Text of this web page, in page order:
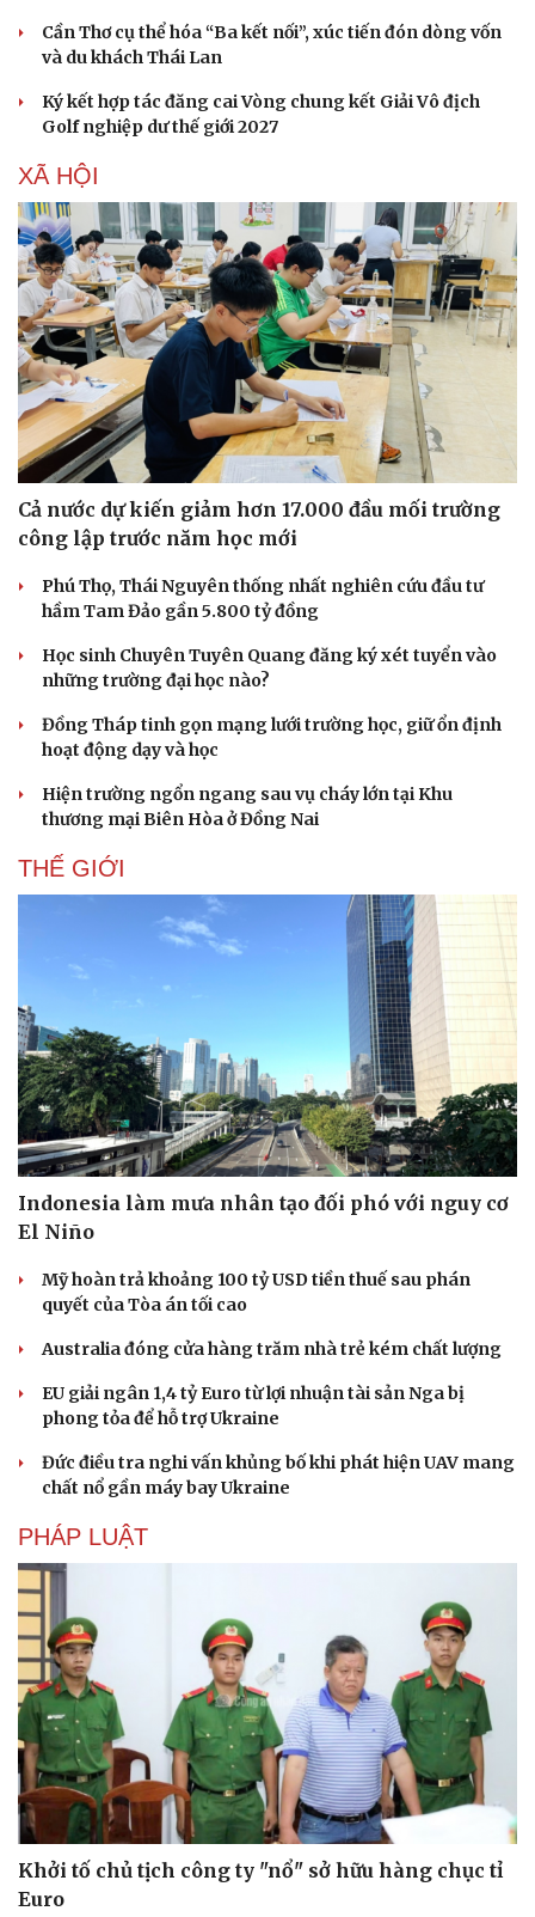
Văn hóa
Sân khấu - Điện ảnh
Âm nhạc
Di sản
Giải trí
Nghệ sĩ
Sao Việt
Cần Thơ cụ thể hóa “Ba kết nối”, xúc tiến đón dòng vốn
và du khách Thái Lan
Ký kết hợp tác đăng cai Vòng chung kết Giải Vô địch
Golf nghiệp dư thế giới 2027
XÃ HỘI
Cả nước dự kiến giảm hơn 17.000 đầu mối trường
công lập trước năm học mới
Phú Thọ, Thái Nguyên thống nhất nghiên cứu đầu tư
hầm Tam Đảo gần 5.800 tỷ đồng
Học sinh Chuyên Tuyên Quang đăng ký xét tuyển vào
những trường đại học nào?
Đồng Tháp tinh gọn mạng lưới trường học, giữ ổn định
hoạt động dạy và học
Hiện trường ngổn ngang sau vụ cháy lớn tại Khu
thương mại Biên Hòa ở Đồng Nai
THẾ GIỚI
Indonesia làm mưa nhân tạo đối phó với nguy cơ
El Niño
Mỹ hoàn trả khoảng 100 tỷ USD tiền thuế sau phán
quyết của Tòa án tối cao
Australia đóng cửa hàng trăm nhà trẻ kém chất lượng
EU giải ngân 1,4 tỷ Euro từ lợi nhuận tài sản Nga bị
phong tỏa để hỗ trợ Ukraine
Đức điều tra nghi vấn khủng bố khi phát hiện UAV mang
chất nổ gần máy bay Ukraine
PHÁP LUẬT
Khởi tố chủ tịch công ty "nổ" sở hữu hàng chục tỉ
Euro